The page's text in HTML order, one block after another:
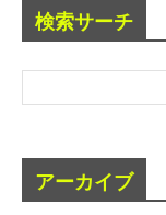
検索サーチ
アーカイブ